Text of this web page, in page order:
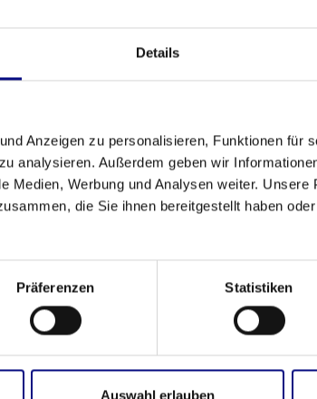
Details
Anzeigen zu personalisieren, Funktionen für
analysieren. Außerdem geben wir
Medien, Werbung und Analysen weiter. Unsere
die Sie ihnen bereitgestellt haben
Präferenzen Statistiken
Auswahl erlauben